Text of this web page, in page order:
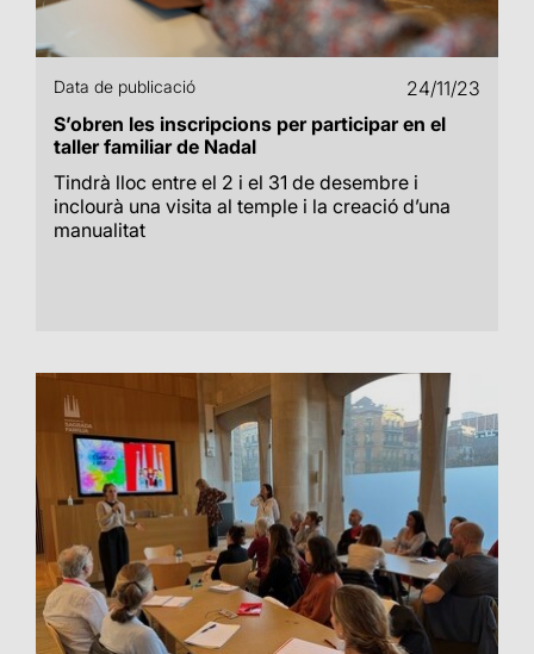
Data de publicació
24/11/23
S’obren les inscripcions per participar en el
taller familiar de Nadal
Tindrà lloc entre el 2 i el 31 de desembre i
inclourà una visita al temple i la creació d’una
manualitat